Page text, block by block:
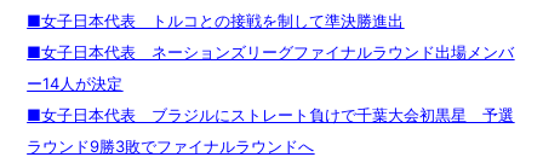
■女子日本代表 トルコとの接戦を制して準決勝進出
■女子日本代表 ネーションズリーグファイナルラウンド出場メンバ
ー14人が決定
■女子日本代表 ブラジルにストレート負けで千葉大会初黒星 予選
ラウンド9勝3敗でファイナルラウンドへ